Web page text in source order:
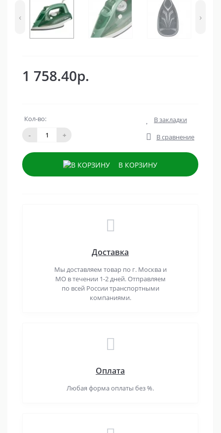
‹ ›
1 758.40р.
Кол-во:
-
+
В закладки
В сравнение
В КОРЗИНУ
Доставка
Мы доставляем товар по г. Москва и
МО в течении 1-2 дней. Отправляем
по всей России транспортными
компаниями.
Оплата
Любая форма оплаты без %.